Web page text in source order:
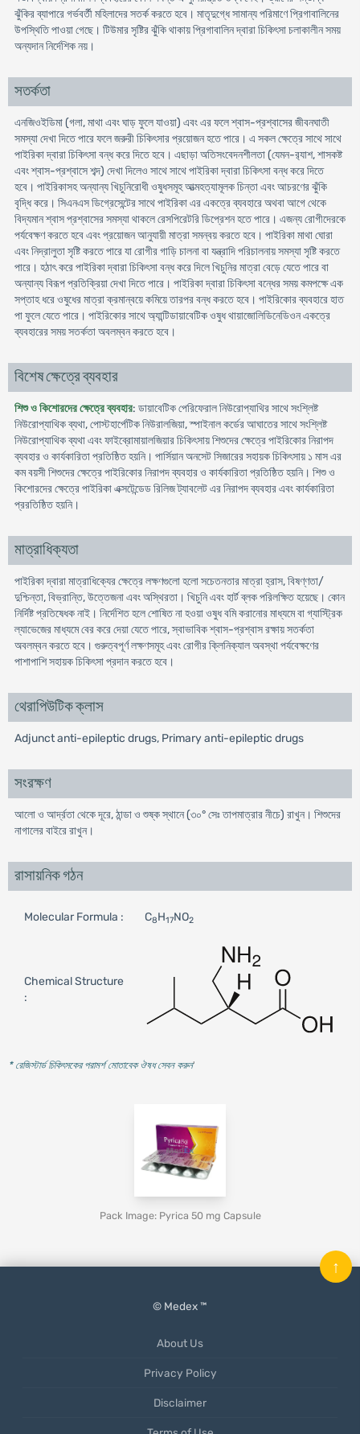
ঝুঁকির ব্যাপারে গর্ভবর্তী মহিলাদের সতর্ক করতে হবে। মাতৃদুগ্ধে সামান্য পরিমাণে প্রিগাবালিনের
উপস্থিতি পাওয়া গেছে। টিউমার সৃষ্টির ঝুঁকি থাকায় প্রিগাবালিন দ্বারা চিকিৎসা চলাকালীন সময়
অন্যদান নির্দেশিক নয়।
সতর্কতা
এনজিওইডিমা (গলা, মাথা এবং ঘাড় ফুলে যাওয়া) এবং এর ফলে শ্বাস-প্রশ্বাসের জীবনঘাতী
সমস্যা দেখা দিতে পারে ফলে জরুরী চিকিৎসার প্রয়োজন হতে পারে। এ সকল ক্ষেত্রে সাথে সাথে
পাইরিকা দ্বারা চিকিৎসা বন্ধ করে দিতে হবে। এছাড়া অতিসংবেদনশীলতা (যেমন-র‍্যাশ, শাসকষ্ট
এবং শ্বাস-প্রশ্বাসে শব্দ) দেখা দিলেও সাথে সাথে পাইরিকা দ্বারা চিকিৎসা বন্ধ করে দিতে
হবে। পাইরিকাসহ অন্যান্য খিচুনিরোধী ওষুধসমূহ আত্মহত্যামূলক চিন্তা এবং আচরণের ঝুঁকি
বৃদ্ধি করে। সিএনএস ডিগ্রেসেন্টের সাথে পাইরিকা এর একত্রে ব্যবহারে অথবা আগে থেকে
বিদ্যমান শ্বাস প্রশ্বাসের সমস্যা থাকলে রেসপিরেটরি ডিপ্রেশন হতে পারে। এজন্য রোগীদেরকে
পর্যবেক্ষণ করতে হবে এবং প্রয়োজন আনুযায়ী মাত্রা সমন্বয় করতে হবে। পাইরিকা মাথা ঘোরা
এবং নিদ্রালুতা সৃষ্টি করতে পারে যা রোগীর গাড়ি চালনা বা যন্ত্রাদি পরিচালনায় সমস্যা সৃষ্টি করতে
পারে। হঠাৎ করে পাইরিকা দ্বারা চিকিৎসা বন্ধ করে দিলে খিচুনির মাত্রা বেড়ে যেতে পারে বা
অন্যান্য বিরূপ প্রতিক্রিয়া দেখা দিতে পারে। পাইরিকা দ্বারা চিকিৎসা বন্ধের সময় কমপক্ষে এক
সপ্তাহ ধরে ওষুধের মাত্রা ক্রমান্বয়ে কমিয়ে তারপর বন্ধ করতে হবে। পাইরিকাের ব্যবহারে হাত
পা ফুলে যেতে পারে। পাইরিকাের সাথে অ্যান্টিডায়াবেটিক ওষুধ থায়াজোলিডিনেডিওন একত্রে
ব্যবহারের সময় সতর্কতা অবলম্বন করতে হবে।
বিশেষ ক্ষেত্রে ব্যবহার
শিশু ও কিশোরদের ক্ষেত্রে ব্যবহার: ডায়াবেটিক পেরিফেরাল নিউরোপ্যাথির সাথে সংশ্লিষ্ট
নিউরোপ্যাথিক ব্যথা, পোস্টহার্পেটিক নিউরালজিয়া, স্পাইনাল কর্ডের আঘাতের সাথে সংশ্লিষ্ট
নিউরোপ্যাথিক ব্যথা এবং ফাইব্রোমায়ালজিয়ার চিকিৎসায় শিশুদের ক্ষেত্রে পাইরিকাের নিরাপদ
ব্যবহার ও কার্যকারিতা প্রতিষ্ঠিত হয়নি। পার্সিয়ান অনসেট সিজারের সহায়ক চিকিৎসায় ১ মাস এর
কম বয়সী শিশুদের ক্ষেত্রে পাইরিকাের নিরাপদ ব্যবহার ও কার্যকারিতা প্রতিষ্ঠিত হয়নি। শিশু ও
কিশোরদের ক্ষেত্রে পাইরিকা এক্সটেন্ডেড রিলিজ ট্যাবলেট এর নিরাপদ ব্যবহার এবং কার্যকারিতা
প্ররতিষ্ঠিত হয়নি।
মাত্রাধিক্যতা
পাইরিকা দ্বারা মাত্রাধিক্যের ক্ষেত্রে লক্ষণগুলো হলো সচেতনতার মাত্রা হ্রাস, বিষণ্ণতা/
দুশ্চিন্তা, বিভ্রান্তি, উত্তেজনা এবং অস্থিরতা। খিচুনি এবং হার্ট ব্লক পরিলক্ষিত হয়েছে। কোন
নির্দিষ্ট প্রতিষেধক নাই। নির্দেশিত হলে শোষিত না হওয়া ওষুধ বমি করানোর মাধ্যমে বা গ্যাস্ট্রিক
ল্যাভেজের মাধ্যমে বের করে দেয়া যেতে পারে, স্বাভাবিক শ্বাস-প্রশ্বাস রক্ষায় সতর্কতা
অবলম্বন করতে হবে। গুরুত্বপূর্ণ লক্ষণসমূহ এবং রোগীর ক্লিনিক্যাল অবস্থা পর্যবেক্ষণের
পাশাপাশি সহায়ক চিকিৎসা প্রদান করতে হবে।
থেরাপিউটিক ক্লাস
Adjunct anti-epileptic drugs, Primary anti-epileptic drugs
সংরক্ষণ
আলো ও আর্দ্রতা থেকে দূরে, ঠান্ডা ও শুষ্ক স্থানে (৩০° সেঃ তাপমাত্রার নীচে) রাখুন। শিশুদের
নাগালের বাইরে রাখুন।
রাসায়নিক গঠন
Molecular Formula : C8H17NO2
Chemical Structure
:
* রেজিস্টার্ড চিকিৎসকের পরামর্শ মোতাবেক ঔষধ সেবন করুন'
Pack Image: Pyrica 50 mg Capsule
© Medex ™
About Us
Privacy Policy
Disclaimer
↑